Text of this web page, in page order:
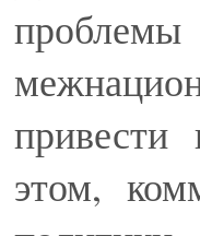
этом,